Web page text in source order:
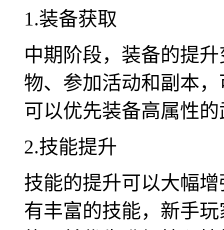
1.装备获取
中期阶段，装备的提
物、参加活动和副本
可以优先装备高属性
2.技能提升
技能的提升可以大幅
有丰富的技能，新手